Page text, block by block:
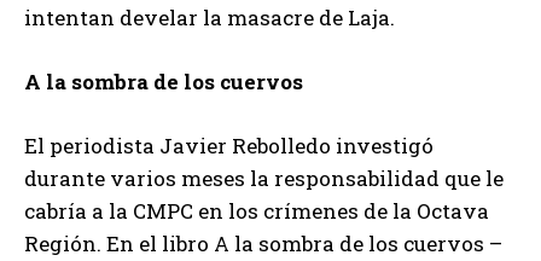
intentan develar la masacre de Laja.
A la sombra de los cuervos
El periodista Javier Rebolledo investigó
durante varios meses la responsabilidad que le
cabría a la CMPC en los crímenes de la Octava
Región. En el libro A la sombra de los cuervos –